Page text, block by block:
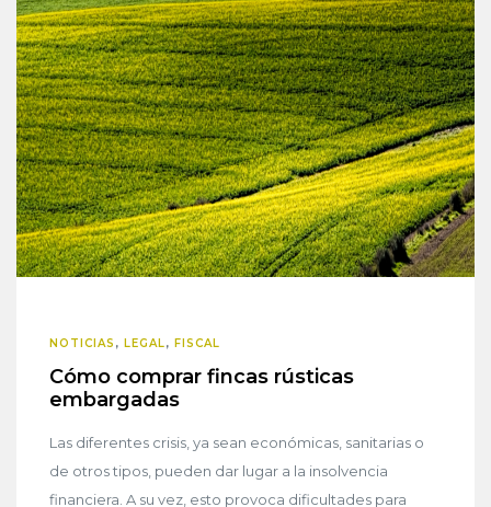
NOTICIAS , LEGAL, FISCAL
Cómo comprar fincas rústicas
embargadas
Las diferentes crisis, ya sean económicas, sanitarias o
de otros tipos, pueden dar lugar a la insolvencia
financiera. A su vez, esto provoca dificultades para